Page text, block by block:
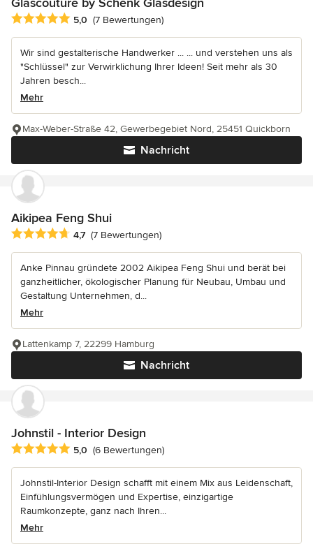
Durchschnittliche Bewertung: 5 von 5 Sternen
5,0 (7 Bewertungen)
Wir sind gestalterische Handwerker ... ... und verstehen uns als
"Schlüssel" zur Verwirklichung Ihrer Ideen! Seit mehr als 30
Jahren besch...
Mehr
Nachricht
Max-Weber-Straße 42, Gewerbegebiet Nord, 25451 Quickborn
Aikipea Feng Shui
Durchschnittliche Bewertung: 4.7 von 5 Sternen
4,7 (7 Bewertungen)
Anke Pinnau gründete 2002 Aikipea Feng Shui und berät bei
ganzheitlicher, ökologischer Planung für Neubau, Umbau und
Gestaltung Unternehmen, d...
Mehr
Nachricht
Lattenkamp 7, 22299 Hamburg
Johnstil - Interior Design
Durchschnittliche Bewertung: 5 von 5 Sternen
5,0 (6 Bewertungen)
Johnstil-Interior Design schafft mit einem Mix aus Leidenschaft,
Einfühlungsvermögen und Expertise, einzigartige
Raumkonzepte, ganz nach Ihren...
Mehr